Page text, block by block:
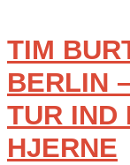
TIM
BERLIN
TUR IND
HJERNE